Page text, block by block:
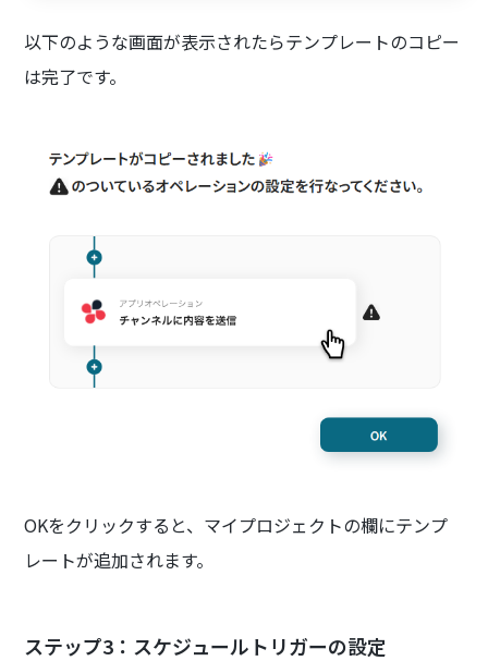
以下のような画面が表示されたらテンプレートのコピー
は完了です。
OKをクリックすると、マイプロジェクトの欄にテンプ
レートが追加されます。
ステップ3：スケジュールトリガーの設定